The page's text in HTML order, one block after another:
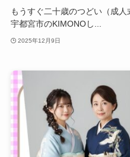
もうすぐ二十歳のつどい（成
宇都宮市のKIMONOし...
2025年12月9日